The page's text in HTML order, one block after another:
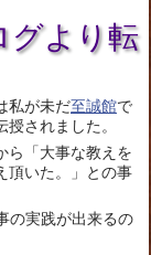
グより転
私が未だ至誠館で
されました。
ら「大事な教えを
頂いた。」との事
の実践が出来るの